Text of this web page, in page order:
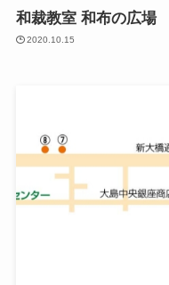
和裁教室 和布の広場
2020.10.15